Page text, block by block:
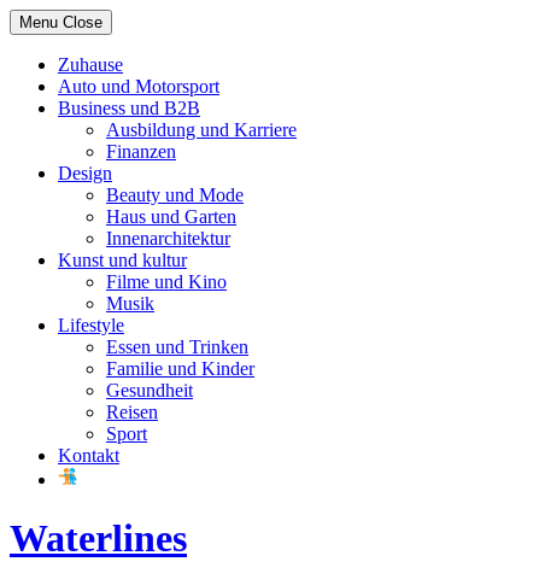
Skip
to
content
Menu Close
Zuhause
Auto und Motorsport
Business und B2B
Ausbildung und Karriere
Finanzen
Design
Beauty und Mode
Haus und Garten
Innenarchitektur
Kunst und kultur
Filme und Kino
Musik
Lifestyle
Essen und Trinken
Familie und Kinder
Gesundheit
Reisen
Sport
Kontakt
Waterlines